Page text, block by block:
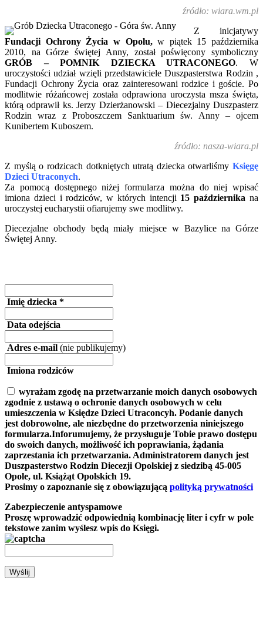
źródło: wiara.wm.pl
Z inicjatywy
Fundacji Ochrony Życia w Opolu,w piątek 15 października
2010, na Górze świętej Anny, został poświęcony symboliczny
GRÓB – POMNIK DZIECKA UTRACONEGO. W
uroczystości udział wzięli przedstawiciele Duszpasterstwa Rodzin ,
Fundacji Ochrony Życia oraz zainteresowani rodzice i goście. Po
modlitwie różańcowej została odprawiona uroczysta msza święta,
którą odprawił ks. Jerzy Dzierżanowski – Diecezjalny Duszpasterz
Rodzin wraz z Proboszczem Sanktuarium św. Anny – ojcem
Kunibertem Kuboszem.
źródło: nasza-wiara.pl
Z myślą o rodzicach dotkniętych utratą dziecka otwarliśmy Księgę
Dzieci Utraconych.
Za pomocą dostępnego niżej formularza można do niej wpisać
imiona dzieci i rodziców, w których intencji 15 październikana
uroczystej eucharystii ofiarujemy swe modlitwy.
Diecezjalne obchody będą miały miejsce w Bazylice na Górze
Świętej Anny.
Imię dziecka *
Data odejścia
Adres e-mail (nie publikujemy)
Imiona rodziców
wyrażam zgodę na przetwarzanie moich danych osobowych
zgodnie z ustawą o ochronie danych osobowych w celu
umieszczenia w Księdze Dzieci Utraconcyh. Podanie danych
jest dobrowolne, ale niezbędne do przetworzenia niniejszego
formularza.Inforumujemy, że przysługuje Tobie prawo dostępu
do swoich danych, możliwość ich poprawiania, żądania
zaprzestania ich przetwarzania. Administratorem danych jest
Duszpasterstwo Rodzin Diecezji Opolskiej z siedzibą 45-005
Opole, ul. Książąt Opolskich 19.
Prosimy o zapoznanie się z obowiązującą polityką prywatności
Zabezpieczenie antyspamowe
Proszę wprowadzić odpowiednią kombinację liter i cyfr w pole
tekstowe zanim wyślesz wpis do Księgi.